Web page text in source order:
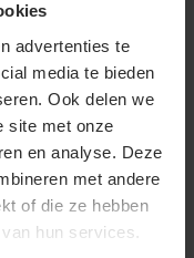
advertenties te
media te bieden
Ook delen we
site met onze
en analyse. Deze
met andere
of die ze hebben
hun services.
8-12
150